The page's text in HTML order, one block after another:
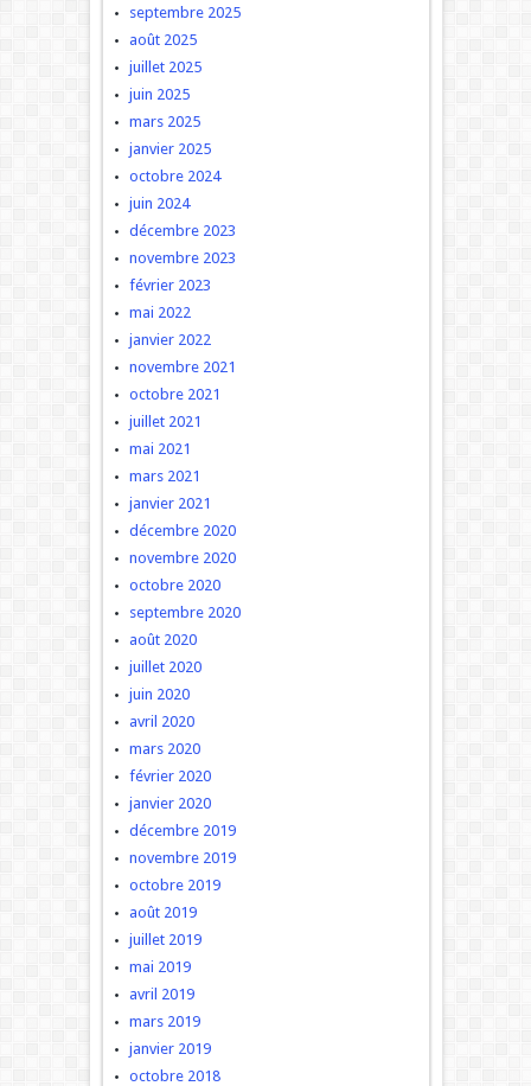
septembre 2025
août 2025
juillet 2025
juin 2025
mars 2025
janvier 2025
octobre 2024
juin 2024
décembre 2023
novembre 2023
février 2023
mai 2022
janvier 2022
novembre 2021
octobre 2021
juillet 2021
mai 2021
mars 2021
janvier 2021
décembre 2020
novembre 2020
octobre 2020
septembre 2020
août 2020
juillet 2020
juin 2020
avril 2020
mars 2020
février 2020
janvier 2020
décembre 2019
novembre 2019
octobre 2019
août 2019
juillet 2019
mai 2019
avril 2019
mars 2019
janvier 2019
octobre 2018